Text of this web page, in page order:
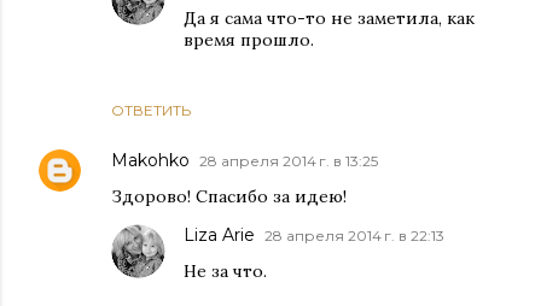
ОТВЕТИТЬ
Да я сама что-то не заметила, как
время прошло.
Makohko 28 апреля 2014 г. в 13:25
Здорово! Спасибо за идею!
Liza Arie 28 апреля 2014 г. в 22:13
Не за что.